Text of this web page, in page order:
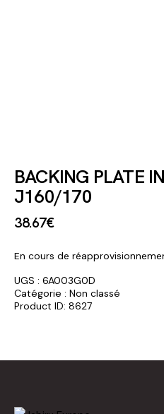
BACKING PLATE
J160/170
38.67€
En cours de
UGS : 6A003G0D
Catégorie : Non classé
Product ID: 8627